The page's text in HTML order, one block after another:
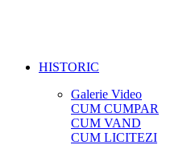
HISTORIC
Galerie Video
CUM CUMPAR
CUM VAND
CUM LICITEZI